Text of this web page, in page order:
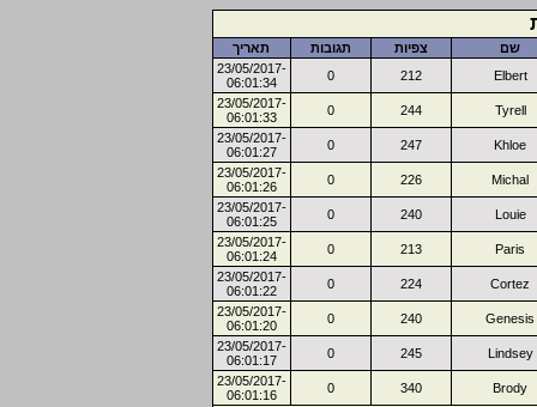
שם צפיות תגובות
תאריך
Elbert
212
0
23/05/2017-
06:01:34
Tyrell
244
0
23/05/2017-
06:01:33
Khloe
247
0
23/05/2017-
06:01:27
Michal
226
0
23/05/2017-
06:01:26
Louie
240
0
23/05/2017-
06:01:25
Paris
213
0
23/05/2017-
06:01:24
Cortez
224
0
23/05/2017-
06:01:22
Genesis
240
0
23/05/2017-
06:01:20
Lindsey
245
0
23/05/2017-
06:01:17
Brody
340
0
23/05/2017-
06:01:16